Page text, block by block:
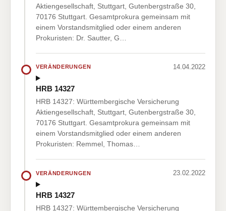
Aktiengesellschaft, Stuttgart, Gutenbergstraße 30,
70176 Stuttgart. Gesamtprokura gemeinsam mit
einem Vorstandsmitglied oder einem anderen
Prokuristen: Dr. Sautter, G…
VERÄNDERUNGEN 14.04.2022
HRB 14327
HRB 14327: Württembergische Versicherung
Aktiengesellschaft, Stuttgart, Gutenbergstraße 30,
70176 Stuttgart. Gesamtprokura gemeinsam mit
einem Vorstandsmitglied oder einem anderen
Prokuristen: Remmel, Thomas…
VERÄNDERUNGEN 23.02.2022
HRB 14327
HRB 14327: Württembergische Versicherung